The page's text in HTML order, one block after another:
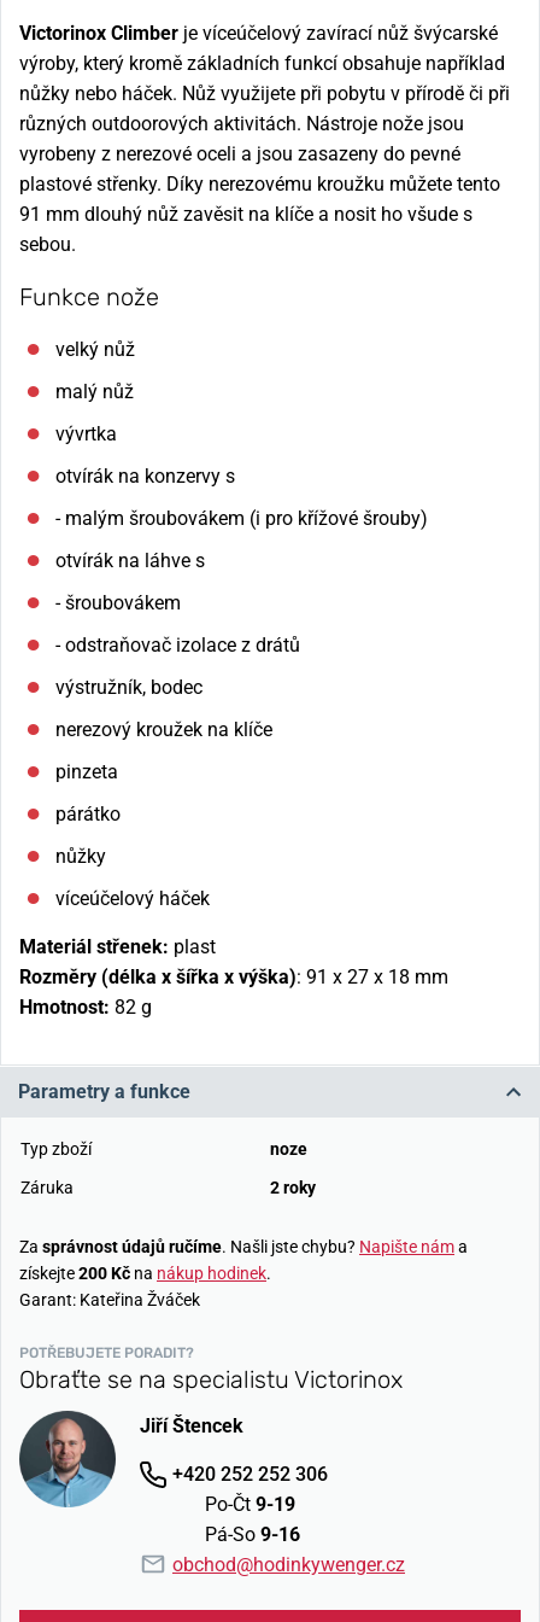
Victorinox Climber je víceúčelový zavírací nůž švýcarské
výroby, který kromě základních funkcí obsahuje například
nůžky nebo háček. Nůž využijete při pobytu v přírodě či při
různých outdoorových aktivitách. Nástroje nože jsou
vyrobeny z nerezové oceli a jsou zasazeny do pevné
plastové střenky. Díky nerezovému kroužku můžete tento
91 mm dlouhý nůž zavěsit na klíče a nosit ho všude s
sebou.
Funkce nože
velký nůž
malý nůž
vývrtka
otvírák na konzervy s
- malým šroubovákem (i pro křížové šrouby)
otvírák na láhve s
- šroubovákem
- odstraňovač izolace z drátů
výstružník, bodec
nerezový kroužek na klíče
pinzeta
párátko
nůžky
víceúčelový háček
Materiál střenek: plast
Rozměry (délka x šířka x výška): 91 x 27 x 18 mm
Hmotnost: 82 g
Parametry a funkce
Typ zboží
noze
Záruka
2 roky
Za správnost údajů ručíme. Našli jste chybu? Napište náma
získejte200 Kč na nákup hodinek.
Garant: Kateřina Žváček
POTŘEBUJETE PORADIT?
Obraťte se na specialistu Victorinox
Jiří Štencek
+420 252 252 306
Po-Čt 9-19
Pá-So 9-16
obchod@hodinkywenger.cz